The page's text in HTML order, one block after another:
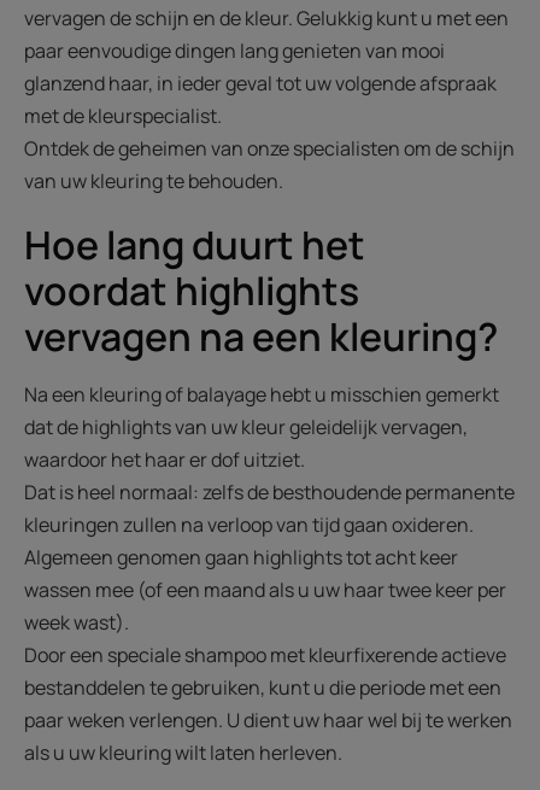
vervagen de schijn en de kleur. Gelukkig kunt u met een
paar eenvoudige dingen lang genieten van mooi
glanzend haar, in ieder geval tot uw volgende afspraak
met de kleurspecialist.
Ontdek de geheimen van onze specialisten om de schijn
van uw kleuring te behouden.
Hoe lang duurt het
voordat highlights
vervagen na een kleuring?
Na een kleuring of balayage hebt u misschien gemerkt
dat de highlights van uw kleur geleidelijk vervagen,
waardoor het haar er dof uitziet.
Dat is heel normaal: zelfs de besthoudende permanente
kleuringen zullen na verloop van tijd gaan oxideren.
Algemeen genomen gaan highlights tot acht keer
wassen mee (of een maand als u uw haar twee keer per
week wast).
Door een speciale shampoo met kleurfixerende actieve
bestanddelen te gebruiken, kunt u die periode met een
paar weken verlengen. U dient uw haar wel bij te werken
als u uw kleuring wilt laten herleven.